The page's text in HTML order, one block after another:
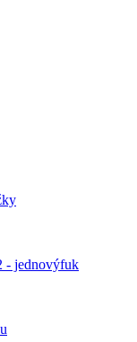
- jednovýfuk